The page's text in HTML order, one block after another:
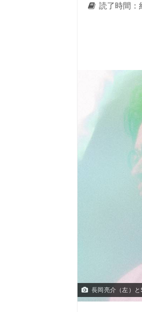
読了時間：
長岡亮介（左）